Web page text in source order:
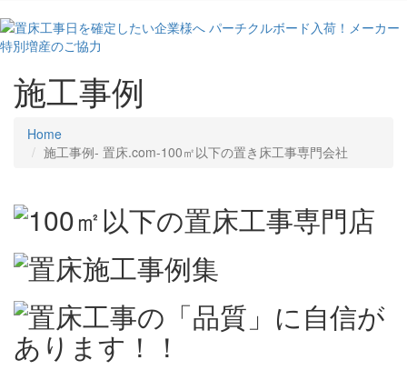
施工事例
Home
施工事例‐ 置床.com-100㎡以下の置き床工事専門会社